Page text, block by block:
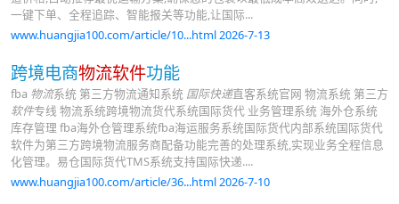
一键下单、全程追踪、智能报关等功能,让国际...
www.huangjia100.com/article/10...html 2026-7-13
跨境电商物流软件功能
fba 物流系统 第三方物流通知系统 国际快递直客系统官网 物流系统 第三方
软件专线 物流系统跨境物流货代系统国际货代 业务管理系统 海外仓系统
库存管理 fba海外仓管理系统fba海运服务系统国际货代内部系统国际货代
软件为第三方跨境物流服务商配备功能完善的处理系统,实现业务全程信息
化管理。易仓国际货代TMS系统支持国际快递....
www.huangjia100.com/article/36...html 2026-7-10